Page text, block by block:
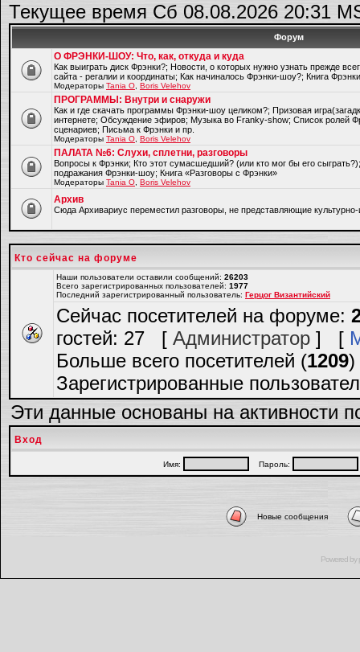
Текущее время Сб 08.08.2026 20:31
Форум
О ФРЭНКИ-ШОУ: Что, как, откуда и куда
Как выиграть диск Фрэнки?; Новости, о которых нужно узнать прежде
сайта - регалии и координаты; Как начиналось Фрэнки-шоу?; Книга
Модераторы Tania O Boris Velehov
ПРОГРАММЫ: Внутри и снаружи
Как и где скачать программы Фрэнки-шоу целиком?; Призовая
интернете; Обсуждение эфиров; Музыка во Franky-show; Список ролей
сценариев; Письма к Фрэнки и пр.
Модераторы Tania O Boris Velehov
ПАЛАТА №6: Слухи, сплетни, разговоры
Вопросы к Фрэнки; Кто этот сумасшедший? (или кто мог бы его
подражания Фрэнки-шоу; Книга «Разговоры с Фрэнки»
Модераторы Tania O Boris Velehov
Архив
Cюда Архивариус переместил разговоры, не представляющие культурно-
Кто сейчас на форуме
Наши пользователи оставили сообщений: 26203
Всего зарегистрированных пользователей: 1977
Последний зарегистрированный пользователь: Герцог Византийский
Сейчас посетителей на форуме:
гостей: 27 [ Администратор ] [
Больше всего посетителей (1209)
Зарегистрированные
Эти данные основаны на активности
Вход
Имя: Пароль:
Новые сообщения
Powered by